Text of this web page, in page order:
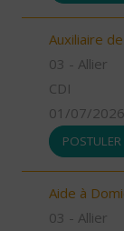
Auxiliaire
03 - Allier
CDI
01/07/2026
POSTULER
Aide à
03 - Allier